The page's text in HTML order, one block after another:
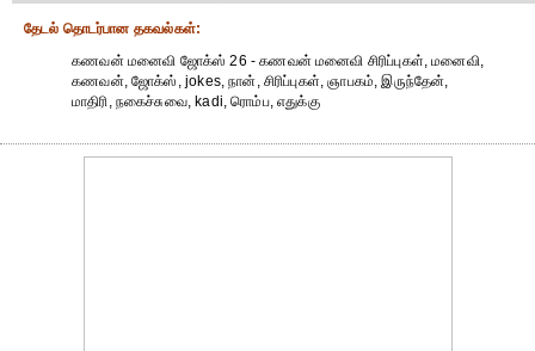
தேட‌ல் தொட‌ர்பான தகவ‌ல்க‌ள்:
கணவன் மனைவி ஜோக்ஸ் 26 - கணவன் மனைவி சிரிப்புகள், மனைவி,
கணவன், ஜோக்ஸ், jokes, நான், சிரிப்புகள், ஞாபகம், இருந்தேன்,
மாதிரி, நகைச்சுவை, kadi, ரொம்ப, எதுக்கு